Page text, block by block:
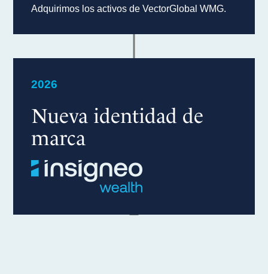
Adquirimos los activos de VectorGlobal WMG.
2026
Nueva identidad de
marca